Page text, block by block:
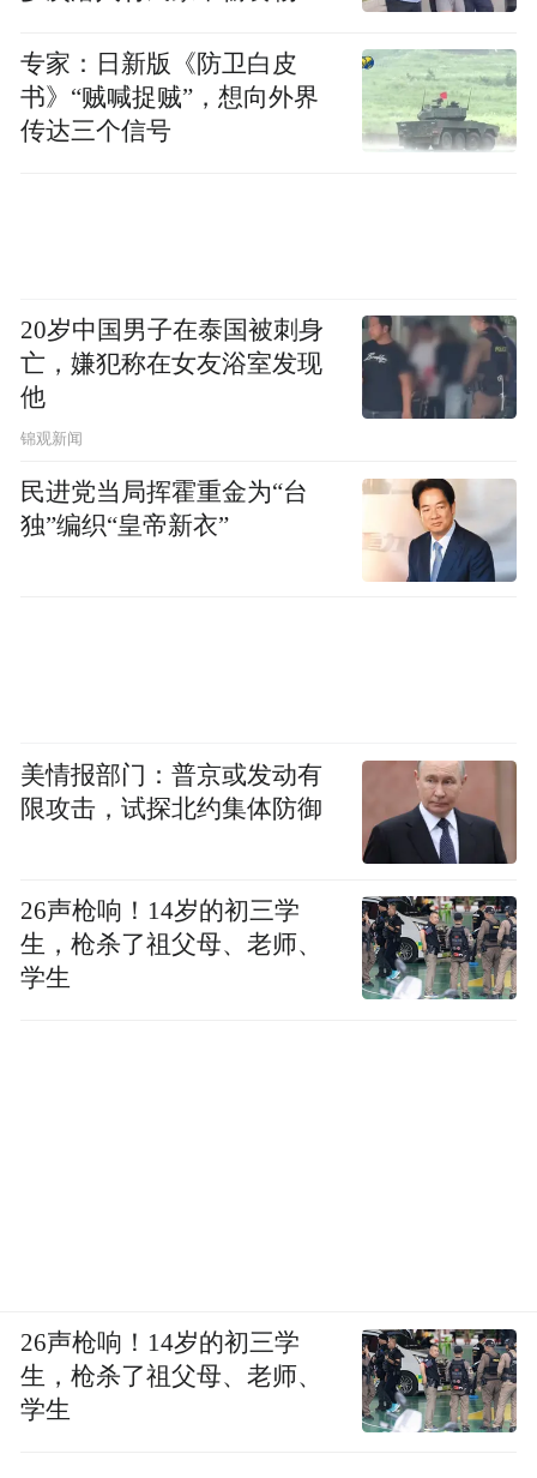
空间和侧滑门乘降便利性的优势，相信这款
车在发布之后会收获不错的声量。
“特别声明：以上作品内容(包括在内的视频、图片或音
频)为凤凰网旗下自媒体平台“大风号”用户上传并发
space services.”
专家：日新版《防卫白皮
书》“贼喊捉贼”，想向外界
传达三个信号
20岁中国男子在泰国被刺身
亡，嫌犯称在女友浴室发现
他
锦观新闻
民进党当局挥霍重金为“台
独”编织“皇帝新衣”
美情报部门：普京或发动有
限攻击，试探北约集体防御
26声枪响！14岁的初三学
生，枪杀了祖父母、老师、
学生
26声枪响！14岁的初三学
生，枪杀了祖父母、老师、
学生